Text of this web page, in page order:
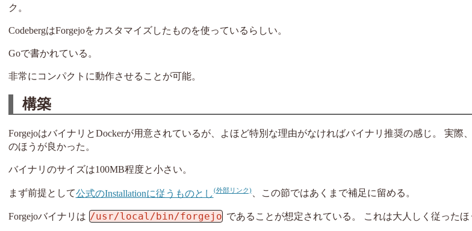
ク。
CodebergはForgejoをカスタマイズしたものを使っているらしい。
Goで書かれている。
非常にコンパクトに動作させることが可能。
構築
ForgejoはバイナリとDockerが用意されているが、よほど特別な理由がなければバイナリ推奨の感じ。 実際
のほうが良かった。
バイナリのサイズは100MB程度と小さい。
まず前提として公式のInstallationに従うものとし 、この節ではあくまで補足に留める。
Forgejoバイナリは /usr/local/bin/forgejo であることが想定されている。 これは大人しく従ったほ